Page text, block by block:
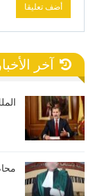
آخر الأخبار